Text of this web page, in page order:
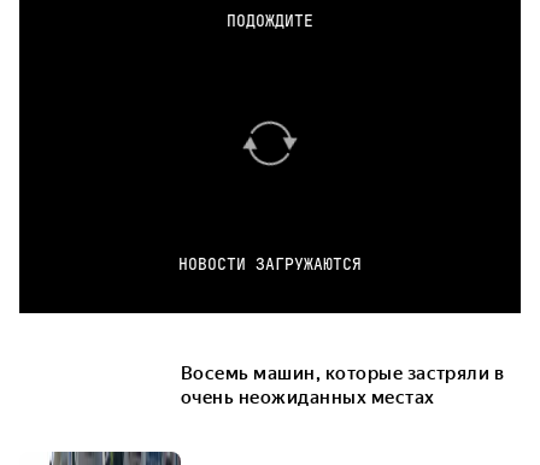
ПОДОЖДИТЕ
НОВОСТИ ЗАГРУЖАЮТСЯ
Восемь машин, которые застряли в
очень неожиданных местах